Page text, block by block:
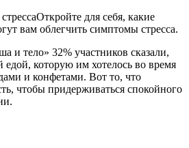
Откройте для себя, какие
вам облегчить симптомы стресса.
и тело» 32% участников сказали,
которую им хотелось во время
и конфетами. Вот то, что
чтобы придерживаться спокойного